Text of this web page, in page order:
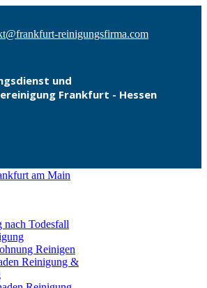
reinigungsfirma.com
und
Frankfurt - Hessen
nach Todesfall
Reinigen
Reinigung &